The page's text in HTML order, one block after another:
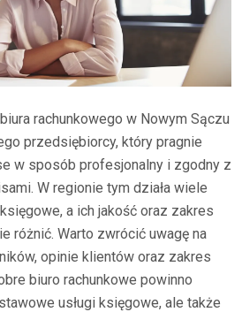
rachunkowego w Nowym Sączu
przedsiębiorcy, który pragnie
w sposób profesjonalny i zgodny z
W regionie tym działa wiele
a ich jakość oraz zakres
różnić. Warto zwrócić uwagę na
opinie klientów oraz zakres
biuro rachunkowe powinno
usługi księgowe, ale także